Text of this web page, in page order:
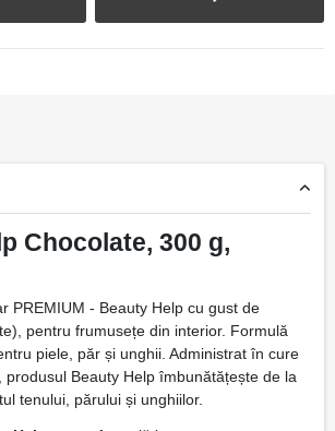
Chocolate, 300 g,
PREMIUM - Beauty Help cu gust de
pentru frumusețe din interior. Formulă
piele, păr și unghii. Administrat în cure
produsul Beauty Help îmbunătățește de la
tenului, părului și unghiilor.